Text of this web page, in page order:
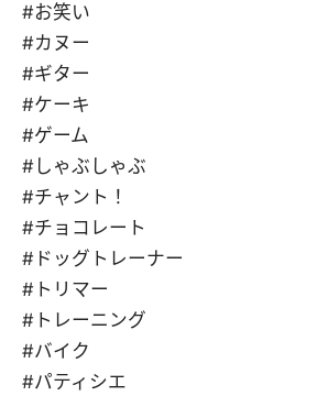
#お笑い
#カヌー
#ギター
#ケーキ
#ゲーム
#しゃぶしゃぶ
#チャント！
#チョコレート
#ドッグトレーナー
#トリマー
#トレーニング
#バイク
#パティシエ